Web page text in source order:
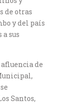
de otras
y del país
sus
de
Santos,